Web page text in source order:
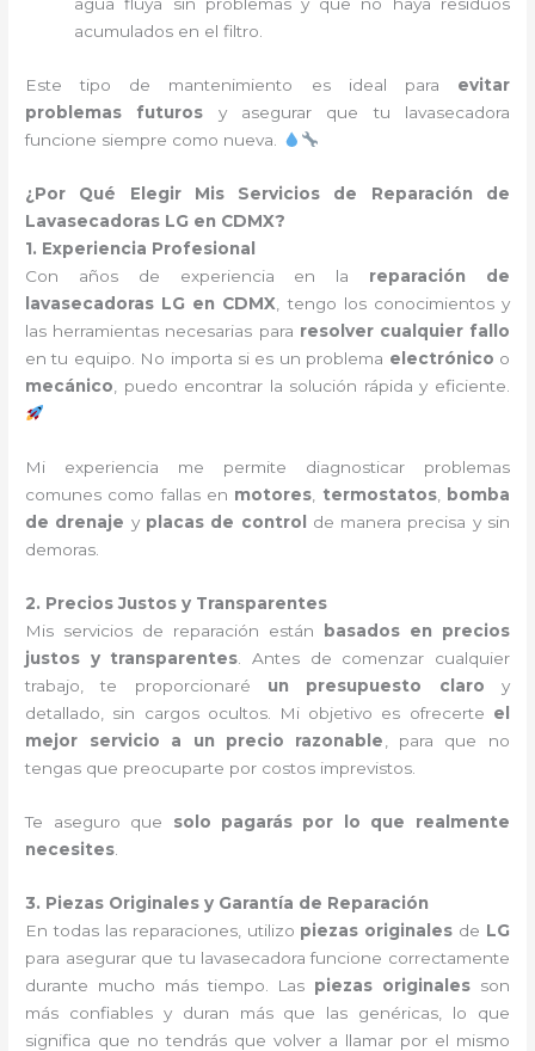
agua fluya sin problemas y que no haya residuos
acumulados en el filtro.
Este tipo de mantenimiento es ideal para evitar
problemas futuros y asegurar que tu lavasecadora
funcione siempre como nueva.
¿Por Qué Elegir Mis Servicios de Reparación de
Lavasecadoras LG en CDMX?
1. Experiencia Profesional
Con años de experiencia en la reparación de
lavasecadoras LG en CDMX , tengo los conocimientos y
las herramientas necesarias para resolver cualquier fallo
en tu equipo. No importa si es un problema electrónico o
mecánico , puedo encontrar la solución rápida y eficiente.
Mi experiencia me permite diagnosticar problemas
comunes como fallas en motores termostatos,
bomba
de drenaje y placas de control
de manera precisa y sin
demoras.
2. Precios Justos y Transparentes
Mis servicios de reparación están
basados en precios
justos y transparentes . Antes de comenzar cualquier
trabajo, te proporcionaré un presupuesto claro y
detallado, sin cargos ocultos. Mi objetivo es ofrecerte el
mejor servicio a un precio razonable , para que no
tengas que preocuparte por costos imprevistos.
Te aseguro que solo pagarás por lo que realmente
necesites
3. Piezas Originales y Garantía de Reparación
En todas las reparaciones, utilizo piezas originales de LG
para asegurar que tu lavasecadora funcione correctamente
durante mucho más tiempo. Las piezas originales son
más confiables y duran más que las genéricas, lo que
significa que no tendrás que volver a llamar por el mismo